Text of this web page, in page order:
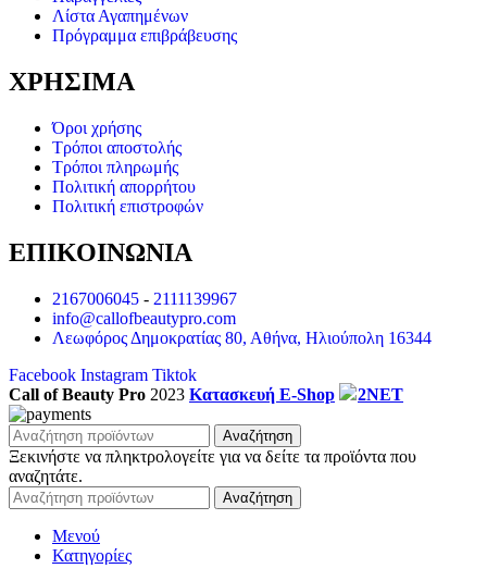
Λίστα Αγαπημένων
Πρόγραμμα επιβράβευσης
ΧΡΗΣΙΜΑ
Όροι χρήσης
Τρόποι αποστολής
Τρόποι πληρωμής
Πολιτική απορρήτου
Πολιτική επιστροφών
ΕΠΙΚΟΙΝΩΝΙΑ
2167006045 - 2111139967
info@callofbeautypro.com
Λεωφόρος Δημοκρατίας 80, Αθήνα, Ηλιούπολη 16344
Facebook Instagram Tiktok
Call of Beauty Pro 2023 Κατασκευή E-Shop 2NET
Αναζήτηση
Ξεκινήστε να πληκτρολογείτε για να δείτε τα προϊόντα που
αναζητάτε.
Αναζήτηση
Μενού
Κατηγορίες